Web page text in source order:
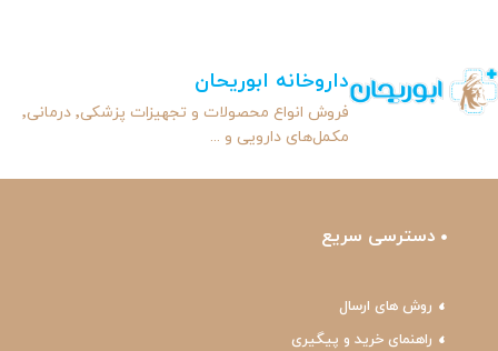
داروخانه ابوریحان
فروش انواع محصولات و تجهیزات پزشکی٬ درمانی٬
مکمل‌های دارویی و ...
دسترسی سریع
روش های ارسال
راهنمای خرید و پیگیری